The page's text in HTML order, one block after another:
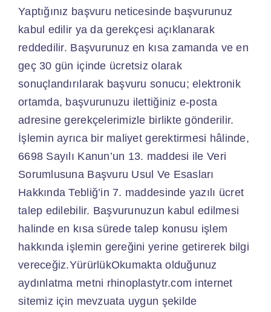
Yaptığınız başvuru neticesinde başvurunuz
kabul edilir ya da gerekçesi açıklanarak
reddedilir. Başvurunuz en kısa zamanda ve en
geç 30 gün içinde ücretsiz olarak
sonuçlandırılarak başvuru sonucu; elektronik
ortamda, başvurunuzu ilettiğiniz e-posta
adresine gerekçelerimizle birlikte gönderilir.
İşlemin ayrıca bir maliyet gerektirmesi hâlinde,
6698 Sayılı Kanun’un 13. maddesi ile Veri
Sorumlusuna Başvuru Usul Ve Esasları
Hakkında Tebliğ’in 7. maddesinde yazılı ücret
talep edilebilir. Başvurunuzun kabul edilmesi
halinde en kısa sürede talep konusu işlem
hakkında işlemin gereğini yerine getirerek bilgi
vereceğiz.YürürlükOkumakta olduğunuz
aydınlatma metni rhinoplastytr.com internet
sitemiz için mevzuata uygun şekilde